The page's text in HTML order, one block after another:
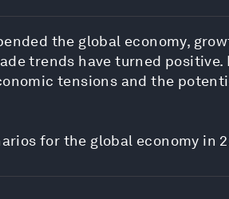
the global economy,
trends have turned
tensions and the
for the global economy in